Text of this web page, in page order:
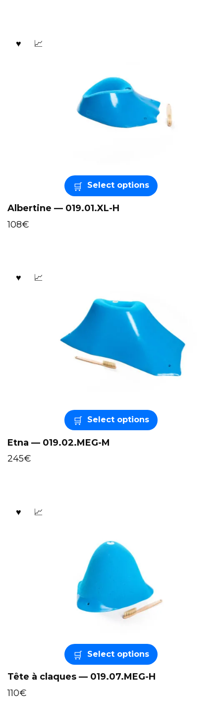
Select options
Albertine — 019.01.XL-H
108€
Select options
Etna — 019.02.MEG-M
245€
Select options
Tête à claques — 019.07.MEG-H
110€